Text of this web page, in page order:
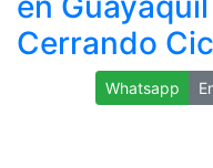
Cerrando
Whatsapp